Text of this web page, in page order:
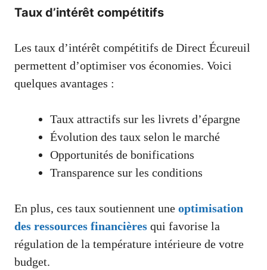
Taux d’intérêt compétitifs
Les taux d’intérêt compétitifs de Direct Écureuil
permettent d’optimiser vos économies. Voici
quelques avantages :
Taux attractifs sur les livrets d’épargne
Évolution des taux selon le marché
Opportunités de bonifications
Transparence sur les conditions
En plus, ces taux soutiennent une optimisation
des ressources financières qui favorise la
régulation de la température intérieure de votre
budget.